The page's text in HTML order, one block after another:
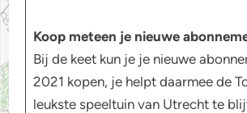
Koop meteen je nieuwe
Bij de keet kun je je nieuwe
2021 kopen, je helpt daarmee de
leukste speeltuin van Utrecht te